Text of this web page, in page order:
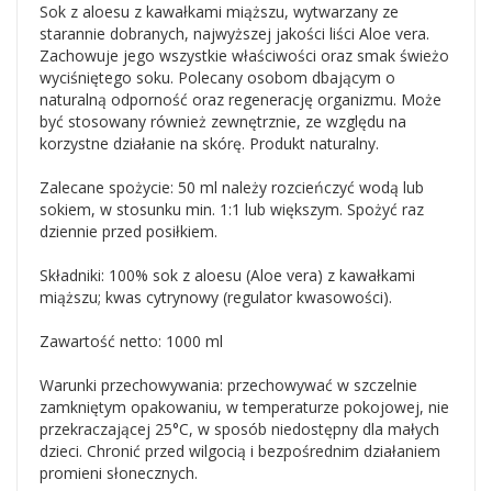
Sok z aloesu z kawałkami miąższu, wytwarzany ze
starannie dobranych, najwyższej jakości liści Aloe vera.
Zachowuje jego wszystkie właściwości oraz smak świeżo
wyciśniętego soku. Polecany osobom dbającym o
naturalną odporność oraz regenerację organizmu. Może
być stosowany również zewnętrznie, ze względu na
korzystne działanie na skórę. Produkt naturalny.
Zalecane spożycie: 50 ml należy rozcieńczyć wodą lub
sokiem, w stosunku min. 1:1 lub większym. Spożyć raz
dziennie przed posiłkiem.
Składniki: 100% sok z aloesu (Aloe vera) z kawałkami
miąższu; kwas cytrynowy (regulator kwasowości).
Zawartość netto: 1000 ml
Warunki przechowywania: przechowywać w szczelnie
zamkniętym opakowaniu, w temperaturze pokojowej, nie
przekraczającej 25°C, w sposób niedostępny dla małych
dzieci. Chronić przed wilgocią i bezpośrednim działaniem
promieni słonecznych.